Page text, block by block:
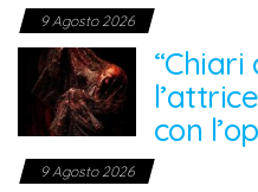
9 Agosto 2026
“Chiari
con
9 Agosto 2026